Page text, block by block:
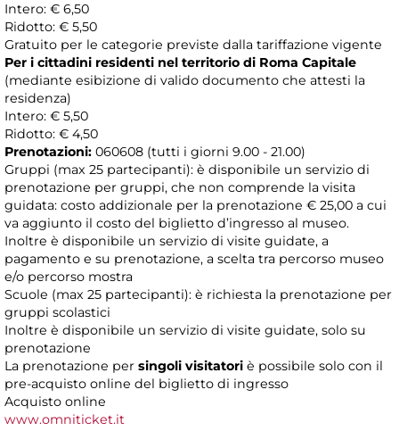
Intero: € 6,50
Ridotto: € 5,50
Gratuito per le categorie previste dalla tariffazione vigente
Per i cittadini residenti nel territorio di Roma Capitale
(mediante esibizione di valido documento che attesti la
residenza)
Intero: € 5,50
Ridotto: € 4,50
Prenotazioni: 060608 (tutti i giorni 9.00 - 21.00)
Gruppi (max 25 partecipanti): è disponibile un servizio di
prenotazione per gruppi, che non comprende la visita
guidata: costo addizionale per la prenotazione € 25,00 a cui
va aggiunto il costo del biglietto d’ingresso al museo.
Inoltre è disponibile un servizio di visite guidate, a
pagamento e su prenotazione, a scelta tra percorso museo
e/o percorso mostra
Scuole (max 25 partecipanti): è richiesta la prenotazione per
gruppi scolastici
Inoltre è disponibile un servizio di visite guidate, solo su
prenotazione
La prenotazione per singoli visitatori è possibile solo con il
pre-acquisto online del biglietto di ingresso
Acquisto online
www.omniticket.it